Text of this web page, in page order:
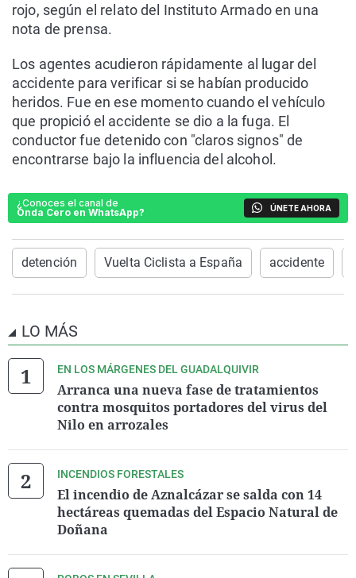
rojo, según el relato del Instituto Armado en una
nota de prensa.
Los agentes acudieron rápidamente al lugar del
accidente para verificar si se habían producido
heridos. Fue en ese momento cuando el vehículo
que propició el accidente se dio a la fuga. El
conductor fue detenido con "claros signos" de
encontrarse bajo la influencia del alcohol.
¿Conoces el canal de
Onda Cero en WhatsApp?
ÚNETE AHORA
detención Vuelta Ciclista a España accidente
LO MÁS
EN LOS MÁRGENES DEL GUADALQUIVIR
Arranca una nueva fase de tratamientos
contra mosquitos portadores del virus del
Nilo en arrozales
INCENDIOS FORESTALES
El incendio de Aznalcázar se salda con 14
hectáreas quemadas del Espacio Natural de
Doñana